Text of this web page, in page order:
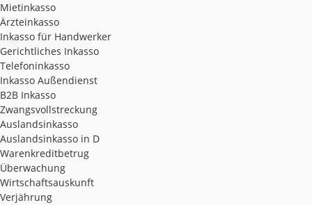
Mietinkasso
Ärzteinkasso
Inkasso für Handwerker
Gerichtliches Inkasso
Telefoninkasso
Inkasso Außendienst
B2B Inkasso
Zwangsvollstreckung
Auslandsinkasso
Auslandsinkasso in D
Warenkreditbetrug
Überwachung
Wirtschaftsauskunft
Verjährung